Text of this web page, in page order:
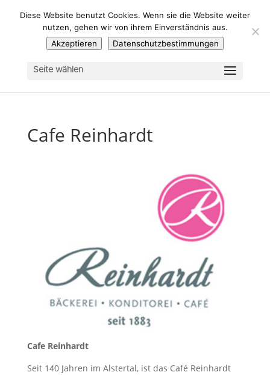
Seite wählen
Cafe Reinhardt
Cafe Reinhardt
Seit 140 Jahren im Alstertal, ist das Café Reinhardt
Diese Website benutzt Cookies. Wenn sie die Website weiter
nutzen, gehen wir von ihrem Einverständnis aus.
Akzeptieren
Datenschutzbestimmungen